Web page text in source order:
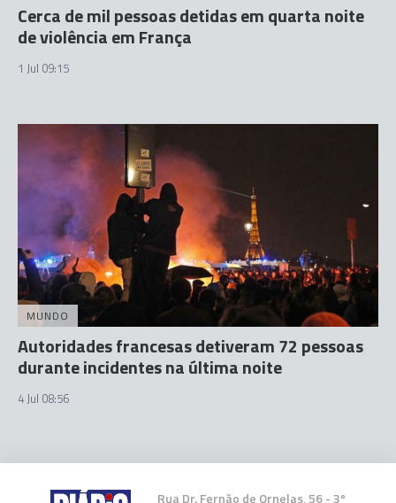
Cerca de mil pessoas detidas em quarta noite
de violência em França
1 Jul 09:15
MUNDO
Autoridades francesas detiveram 72 pessoas
durante incidentes na última noite
4 Jul 08:56
Rua Dr. Fernão de Ornelas, 56 - 3º